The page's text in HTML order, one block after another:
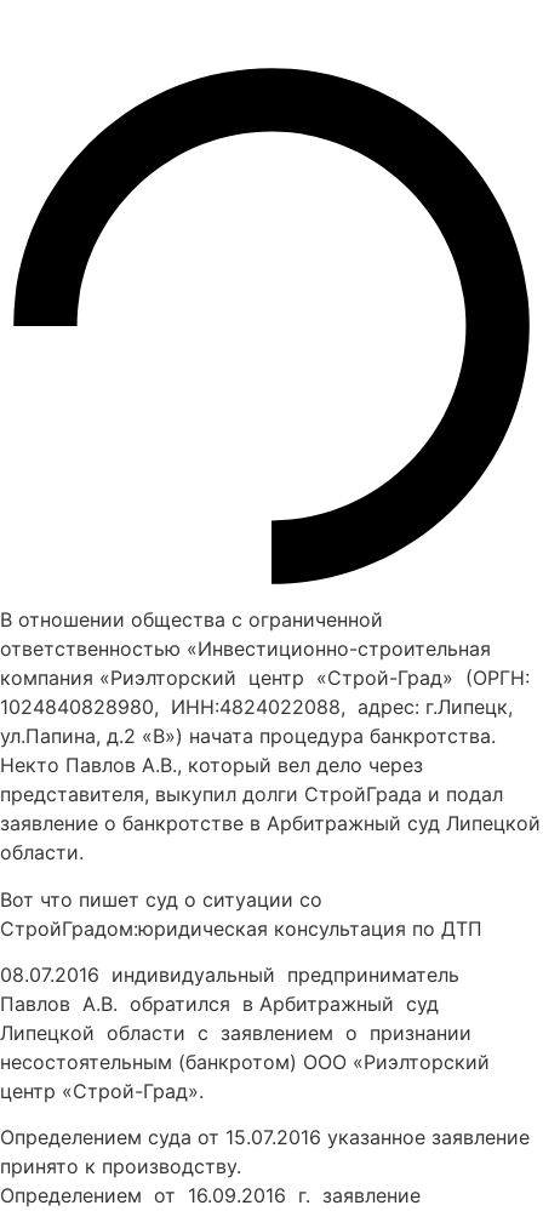
В отношении общества с ограниченной
ответственностью «Инвестиционно-строительная
компания «Риэлторский центр «Строй-Град» (ОРГН:
1024840828980, ИНН:4824022088, адрес: г.Липецк,
ул.Папина, д.2 «В») начата процедура банкротства.
Некто Павлов А.В., который вел дело через
представителя, выкупил долги СтройГрада и подал
заявление о банкротстве в Арбитражный суд Липецкой
области.
Вот что пишет суд о ситуации со
СтройГрадом:юридическая консультация по ДТП
08.07.2016 индивидуальный предприниматель
Павлов А.В. обратился в Арбитражный суд
Липецкой области с заявлением о признании
несостоятельным (банкротом) ООО «Риэлторский
центр «Строй-Град».
Определением суда от 15.07.2016 указанное заявление
принято к производству.
Определением от 16.09.2016 г. заявление